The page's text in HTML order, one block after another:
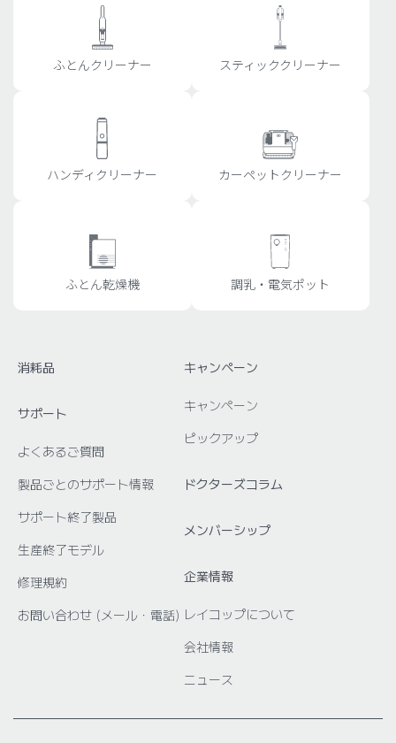
ふとんクリーナー スティッククリーナー
ハンディクリーナー カーペットクリーナー
ふとん乾燥機 調乳・電気ポット
消耗品
サポート
よくあるご質問
製品ごとのサポート情報
サポート終了製品
生産終了モデル
修理規約
お問い合わせ (メール・電話)
キャンペーン
キャンペーン
ピックアップ
ドクターズコラム
メンバーシップ
企業情報
レイコップについて
会社情報
ニュース